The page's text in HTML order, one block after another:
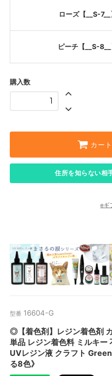
ローズ【__S-7__
ピーチ【__S-8__
購入数
カー
住所を知らない相
eギ
型番 16604-G
◎【着色剤】レジン着色剤
単品 レジン着色料 ミルキー
UVレジン液 クラフト
る8色》